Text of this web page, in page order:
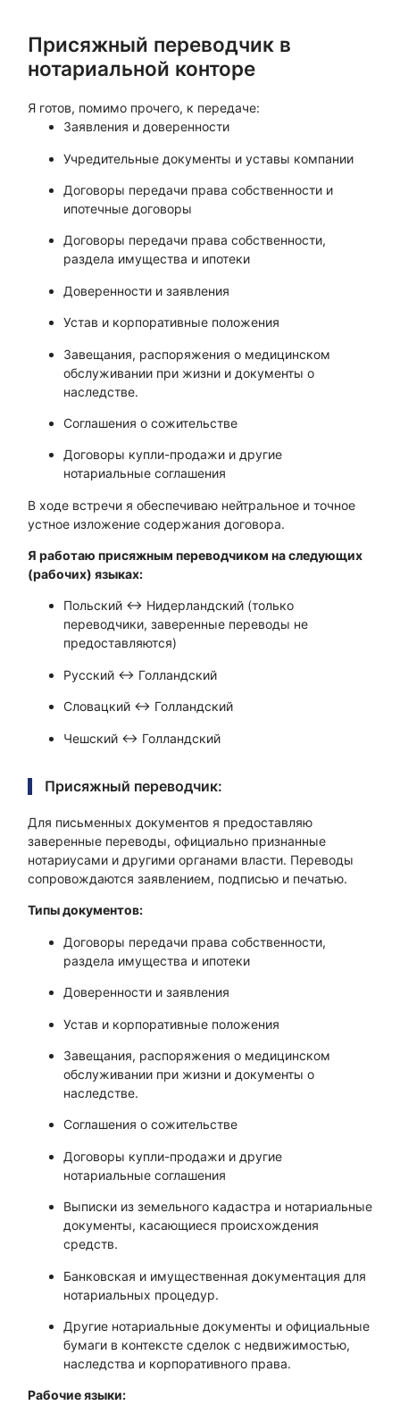
Присяжный переводчик в
нотариальной конторе
Я готов, помимо прочего, к передаче:
Заявления и доверенности
Учредительные документы и уставы компании
Договоры передачи права собственности и
ипотечные договоры
Договоры передачи права собственности,
раздела имущества и ипотеки
Доверенности и заявления
Устав и корпоративные положения
Завещания, распоряжения о медицинском
обслуживании при жизни и документы о
наследстве.
Соглашения о сожительстве
Договоры купли-продажи и другие
нотариальные соглашения
В ходе встречи я обеспечиваю нейтральное и точное
устное изложение содержания договора.
Я работаю присяжным переводчиком на следующих
(рабочих) языках:
Польский ↔ Нидерландский (только
переводчики, заверенные переводы не
предоставляются)
Русский ↔ Голландский
Словацкий ↔ Голландский
Чешский ↔ Голландский
Присяжный переводчик:
Для письменных документов я предоставляю
заверенные переводы, официально признанные
нотариусами и другими органами власти. Переводы
сопровождаются заявлением, подписью и печатью.
Типы документов:
Договоры передачи права собственности,
раздела имущества и ипотеки
Доверенности и заявления
Устав и корпоративные положения
Завещания, распоряжения о медицинском
обслуживании при жизни и документы о
наследстве.
Соглашения о сожительстве
Договоры купли-продажи и другие
нотариальные соглашения
Выписки из земельного кадастра и нотариальные
документы, касающиеся происхождения
средств.
Банковская и имущественная документация для
нотариальных процедур.
Другие нотариальные документы и официальные
бумаги в контексте сделок с недвижимостью,
наследства и корпоративного права.
Рабочие языки: